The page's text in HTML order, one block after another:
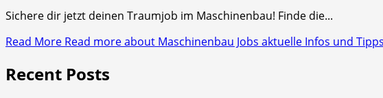
Sichere dir jetzt deinen Traumjob im Maschinenbau! Finde die...
Read More Read more about Maschinenbau Jobs aktuelle Infos und
Recent Posts